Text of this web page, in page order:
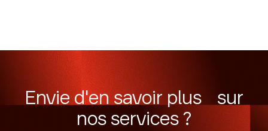
Envie d'en savoir plus sur
nos services ?